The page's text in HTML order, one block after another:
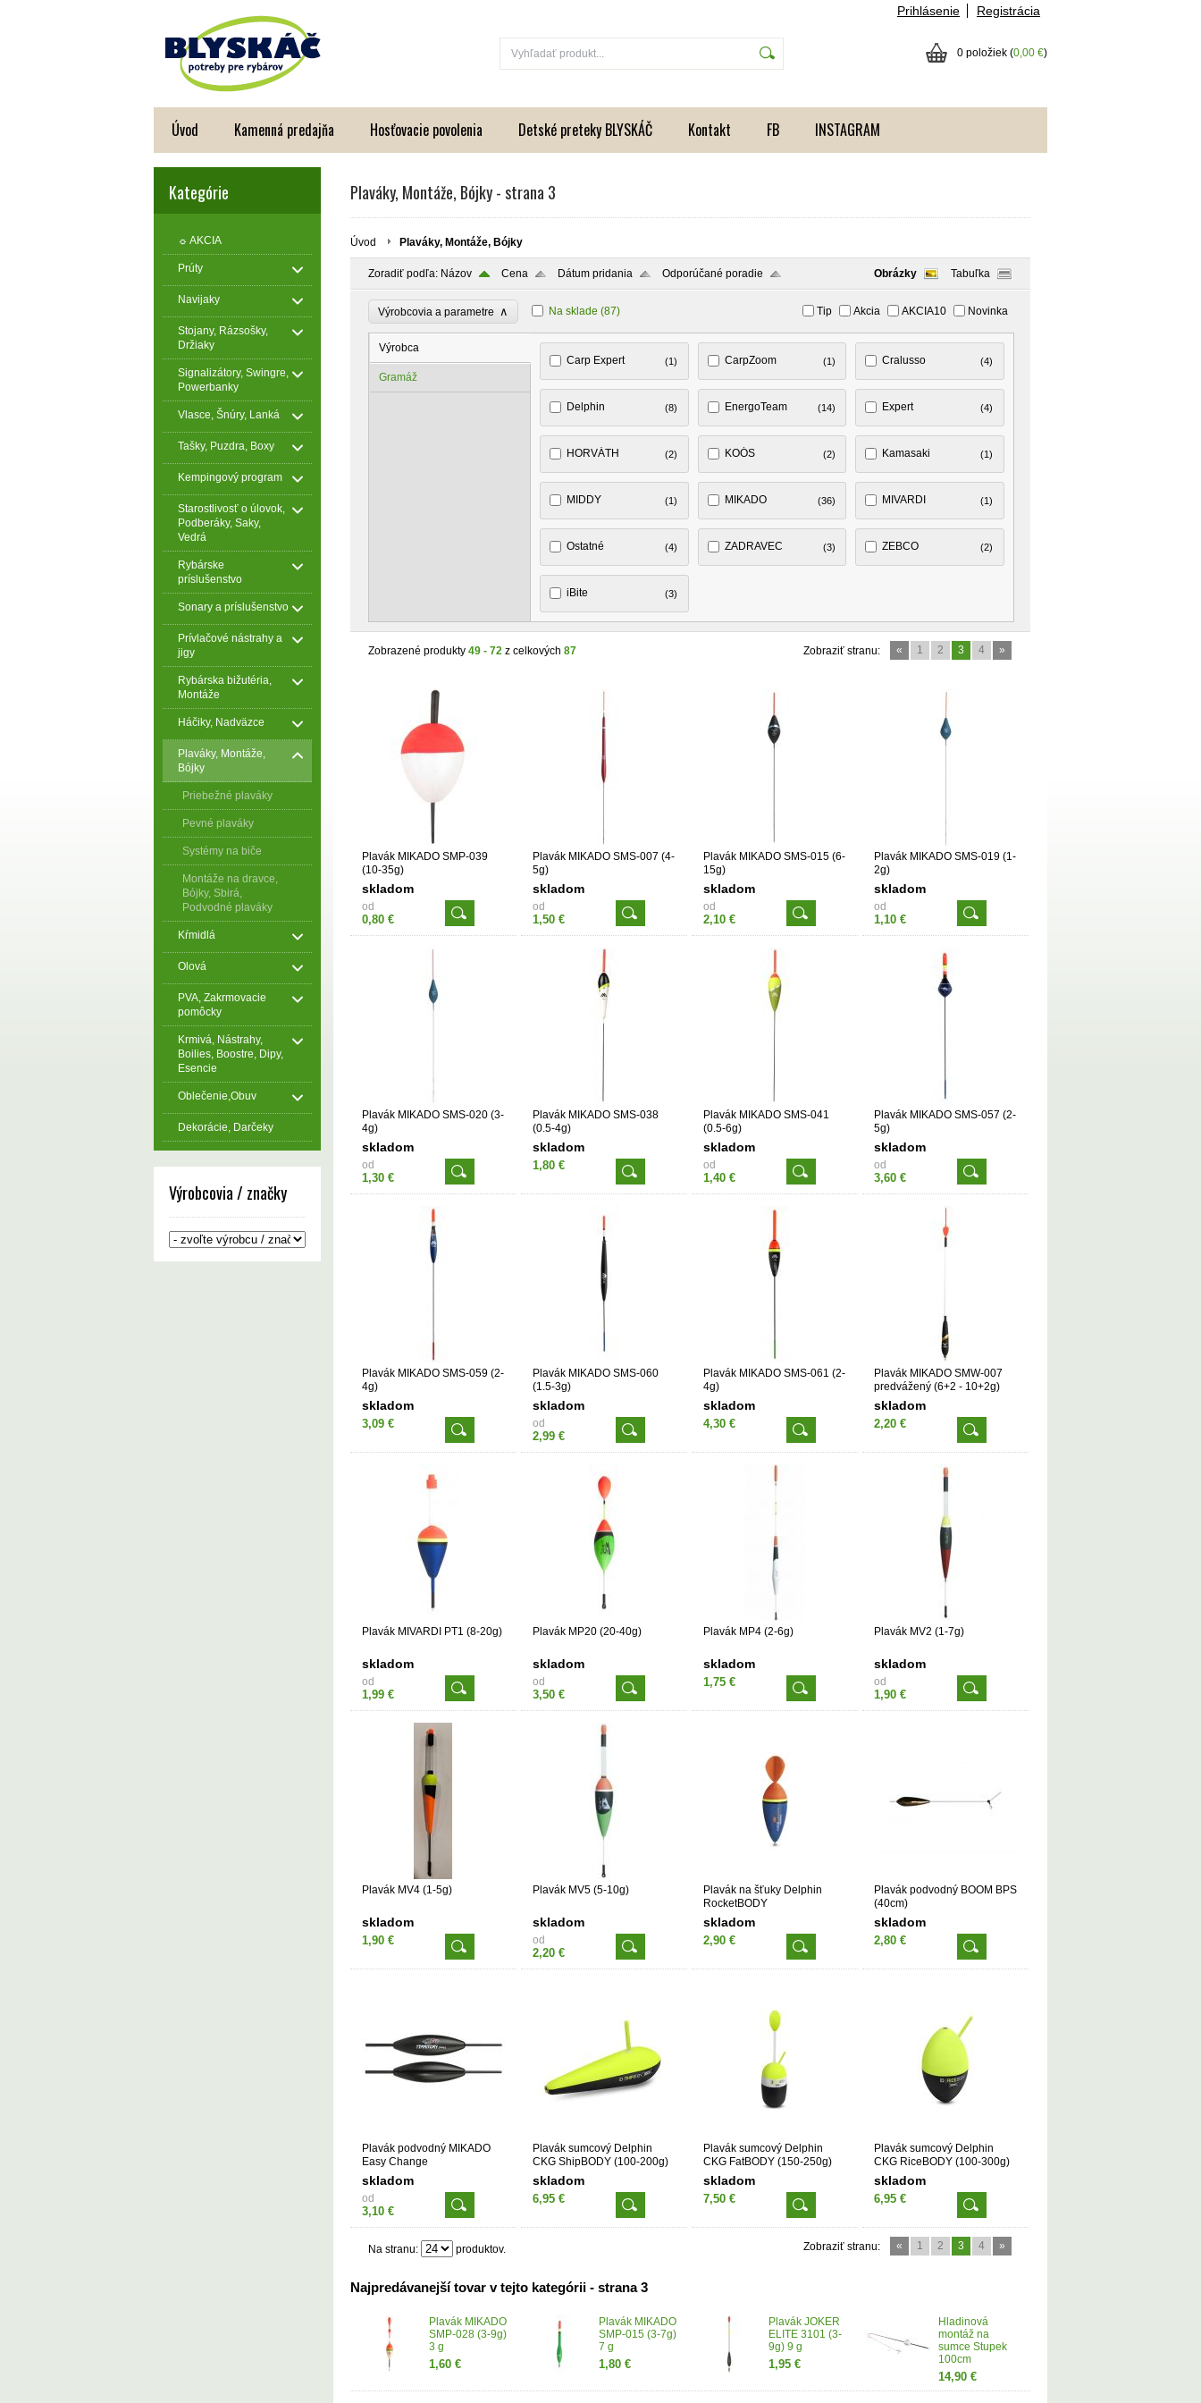
Prihlásenie Registrácia
0 položiek (0,00 €)
Úvod Kamenná predajňa Hosťovacie povolenia Detské preteky BLYSKÁČ Kontakt FB INSTAGRAM
Kategórie
☼ AKCIA
Prúty
Navijaky
Stojany, Rázsošky,
Držiaky
Signalizátory, Swingre,
Powerbanky
Vlasce, Šnúry, Lanká
Tašky, Puzdra, Boxy
Kempingový program
Starostlivosť o úlovok,
Podberáky, Saky,
Vedrá
Rybárske
príslušenstvo
Sonary a príslušenstvo
Prívlačové nástrahy a
jigy
Rybárska bižutéria,
Montáže
Háčiky, Nadväzce
Plaváky, Montáže,
Bójky
Priebežné plaváky
Pevné plaváky
Systémy na biče
Montáže na dravce,
Bójky, Sbirá,
Podvodné plaváky
Kŕmidlá
Olová
PVA, Zakrmovacie
pomôcky
Krmivá, Nástrahy,
Boilies, Boostre, Dipy,
Esencie
Oblečenie,Obuv
Dekorácie, Darčeky
Výrobcovia / značky
Plaváky, Montáže, Bójky - strana 3
Úvod Plaváky, Montáže, Bójky
Zoradiť podľa: Názov Cena Dátum pridania Odporúčané poradie Obrázky Tabuľka
Výrobcovia a parametre ∧ Na sklade (87) Tip Akcia AKCIA10 Novinka
Výrobca
Gramáž
Carp Expert (1) CarpZoom (1) Cralusso (4)
Delphin (8) EnergoTeam (14) Expert (4)
HORVÁTH (2) KOÓS (2) Kamasaki (1)
MIDDY (1) MIKADO (36) MIVARDI (1)
Ostatné (4) ZADRAVEC (3) ZEBCO (2)
iBite (3)
Zobrazené produkty 49 - 72 z celkových 87 Zobraziť stranu: « 1 2 3 4 »
Plavák MIKADO SMP-039
(10-35g)
skladom
od
0,80 €
Plavák MIKADO SMS-007 (4-
5g)
skladom
od
1,50 €
Plavák MIKADO SMS-015 (6-
15g)
skladom
od
2,10 €
Plavák MIKADO SMS-019 (1-
2g)
skladom
od
1,10 €
Plavák MIKADO SMS-020 (3-
4g)
skladom
od
1,30 €
Plavák MIKADO SMS-038
(0.5-4g)
skladom
1,80 €
Plavák MIKADO SMS-041
(0.5-6g)
skladom
od
1,40 €
Plavák MIKADO SMS-057 (2-
5g)
skladom
od
3,60 €
Plavák MIKADO SMS-059 (2-
4g)
skladom
3,09 €
Plavák MIKADO SMS-060
(1.5-3g)
skladom
od
2,99 €
Plavák MIKADO SMS-061 (2-
4g)
skladom
4,30 €
Plavák MIKADO SMW-007
predvážený (6+2 - 10+2g)
skladom
2,20 €
Plavák MIVARDI PT1 (8-20g)
skladom
od
1,99 €
Plavák MP20 (20-40g)
skladom
od
3,50 €
Plavák MP4 (2-6g)
skladom
1,75 €
Plavák MV2 (1-7g)
skladom
od
1,90 €
Plavák MV4 (1-5g)
skladom
1,90 €
Plavák MV5 (5-10g)
skladom
od
2,20 €
Plavák na šťuky Delphin
RocketBODY
skladom
2,90 €
Plavák podvodný BOOM BPS
(40cm)
skladom
2,80 €
Plavák podvodný MIKADO
Easy Change
skladom
od
3,10 €
Plavák sumcový Delphin
CKG ShipBODY (100-200g)
skladom
6,95 €
Plavák sumcový Delphin
CKG FatBODY (150-250g)
skladom
7,50 €
Plavák sumcový Delphin
CKG RiceBODY (100-300g)
skladom
6,95 €
Na stranu: produktov. Zobraziť stranu: « 1 2 3 4 »
Najpredávanejší tovar v tejto kategórii - strana 3
Plavák MIKADO
SMP-028 (3-9g)
3 g
1,60 €
Plavák MIKADO
SMP-015 (3-7g)
7 g
1,80 €
Plavák JOKER
ELITE 3101 (3-
9g) 9 g
1,95 €
Hladinová
montáž na
sumce Stupek
100cm
14,90 €